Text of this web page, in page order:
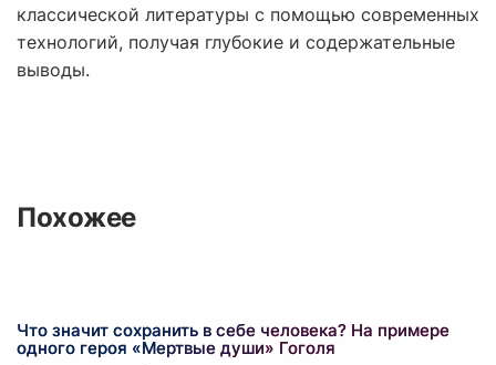
классической литературы с помощью современных
технологий, получая глубокие и содержательные
выводы.
Похожее
Что значит сохранить в себе человека? На примере
одного героя «Мертвые души» Гоголя